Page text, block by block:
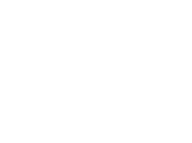
uno de ellos también
pesos (más de 430 dólares) y 100
si tenían algún imprevisto con los
Casi a las 11 el grupo de músicos
debían esperar las coordenadas
“Llagamos a Tame como a las 5 de
kilómetros más o menos porque la